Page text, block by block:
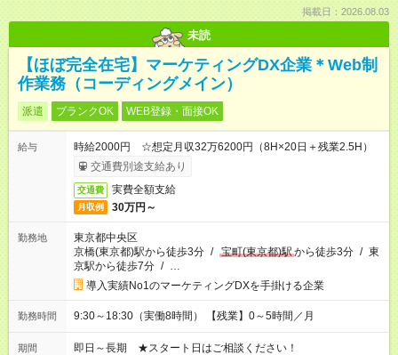
掲載日：2026.08.03
未読
【ほぼ完全在宅】マーケティングDX企業＊Web制
作業務（コーディングメイン）
派遣 ブランクOK WEB登録・面接OK
給与
時給2000円 ☆想定月収32万6200円（8H×20日＋残業2.5H）
交通費別途支給あり
交通費 実費全額支給
月収例 30万円～
勤務地
東京都中央区
京橋(東京都)駅から徒歩3分 / 宝町(東京都)駅から徒歩3分 / 東
京駅から徒歩7分 / …
導入実績No1のマーケティングDXを手掛ける企業
勤務時間 9:30～18:30（実働8時間） 【残業】0～5時間／月
期間 即日～長期 ★スタート日はご相談ください！